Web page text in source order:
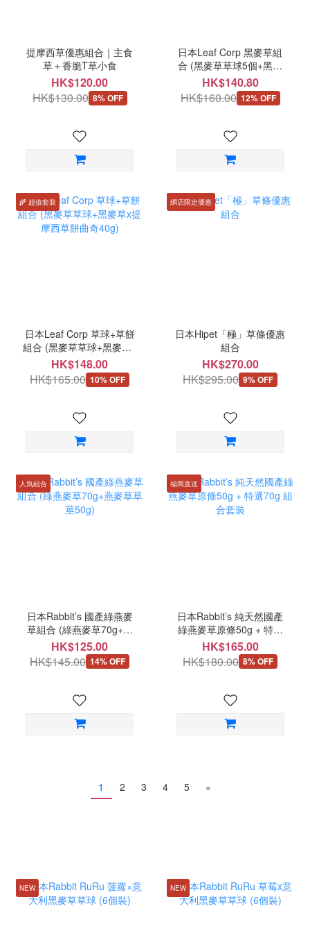
提摩西草優惠組合｜主食
草＋香脆T草小食
HK$120.00
HK$130.00 8% OFF
日本Leaf Corp 黑麥草組
合 (黑麥草草球5個+黑麥
草薯片10g)
HK$140.80
HK$160.00 12% OFF
🌾 超值套裝
日本Leaf Corp 草球+草餅
組合 (黑麥草草球+黑麥草x
提摩西草餅曲奇40g)
HK$148.00
HK$165.00 10% OFF
網店限定優惠
日本Hipet「極」草條優惠
組合
HK$270.00
HK$295.00 9% OFF
人気組合
日本Rabbit’s 國產綠燕麥
草組合 (綠燕麥草70g+燕
麥草草莖50g)
HK$125.00
HK$145.00 14% OFF
福岡直送
日本Rabbit’s 純天然國產
綠燕麥草原條50g + 特選
70g 組合套裝
HK$165.00
HK$180.00 8% OFF
1 2 3 4 5 »
NEW NEW